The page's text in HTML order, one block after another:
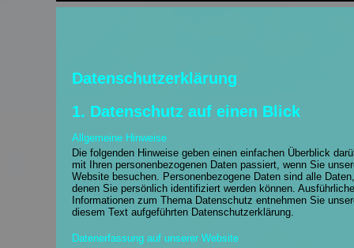
Datenschutzerklärung
1. Datenschutz auf einen Blick
Allgemeine Hinweise
Die folgenden Hinweise geben einen einfachen Überblick
mit Ihren personenbezogenen Daten passiert, wenn Sie
Website besuchen. Personenbezogene Daten sind alle
denen Sie persönlich identifiziert werden können. Ausführliche
Informationen zum Thema Datenschutz entnehmen Sie
diesem Text aufgeführten Datenschutzerklärung.
Datenerfassung auf unserer Website